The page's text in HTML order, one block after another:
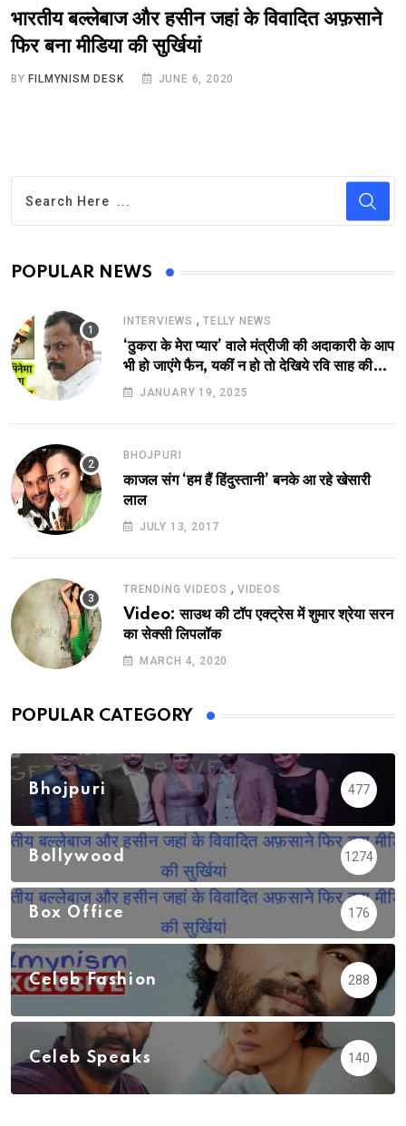
भारतीय बल्लेबाज और हसीन जहां के विवादित अफ़साने
फिर बना मीडिया की सुर्खियां
BY FILMYNISM DESK JUNE 6, 2020
POPULAR NEWS
INTERVIEWS , TELLY NEWS
‘ठुकरा के मेरा प्यार’ वाले मंत्रीजी की अदाकारी के आप
भी हो जाएंगे फैन, यकीं न हो तो देखिये रवि साह की
दमदार भूमिका
JANUARY 19, 2025
BHOJPURI
काजल संग ‘हम हैं हिंदुस्तानी’ बनके आ रहे खेसारी
लाल
JULY 13, 2017
TRENDING VIDEOS , VIDEOS
Video: साउथ की टॉप एक्ट्रेस में शुमार श्रेया सरन
का सेक्सी लिपलॉक
MARCH 4, 2020
POPULAR CATEGORY
Bhojpuri 477
Bollywood 1274
Box Office 176
Celeb Fashion 288
Celeb Speaks 140